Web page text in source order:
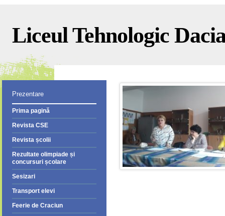
Liceul Tehnologic
Prezentare
Prima pagină
Revista CSE
Revista școlii
Rezultate olimpiade și
concursuri școlare
Sesizari
Transport elevi
Feerie de Craciun